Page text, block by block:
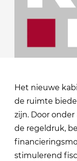
Het nieuwe
de ruimte
zijn. Door
de regeldruk,
stimulerend